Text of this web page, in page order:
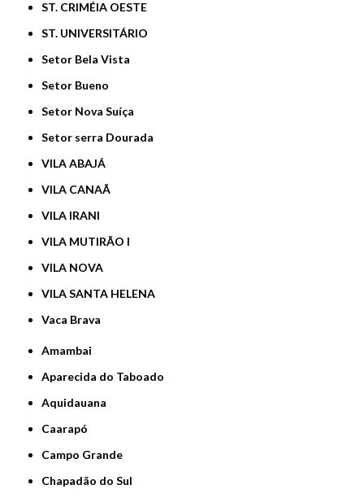
ST. CRIMÉIA OESTE
ST. UNIVERSITÁRIO
Setor Bela Vista
Setor Bueno
Setor Nova Suíça
Setor serra Dourada
VILA ABAJÁ
VILA CANAÃ
VILA IRANI
VILA MUTIRÃO I
VILA NOVA
VILA SANTA HELENA
Vaca Brava
Amambai
Aparecida do Taboado
Aquidauana
Caarapó
Campo Grande
Chapadão do Sul